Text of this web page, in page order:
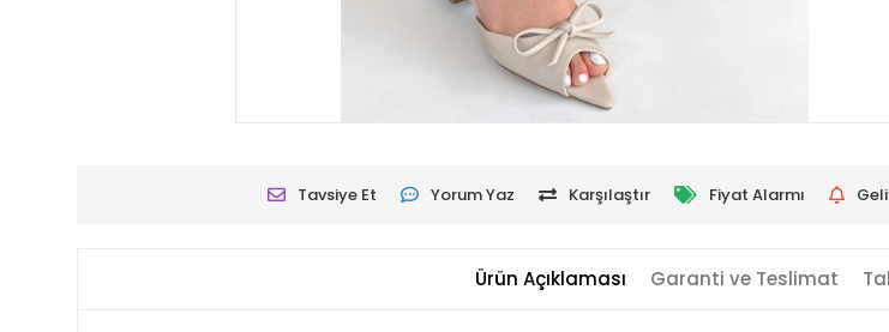
Tavsiye Et Yorum Yaz Karşılaştır Fiyat Alarmı
Ürün Açıklaması Garanti ve Teslimat